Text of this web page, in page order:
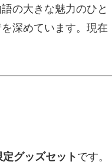
の大きな魅力のひと
深めています。現在
グッズセットです。